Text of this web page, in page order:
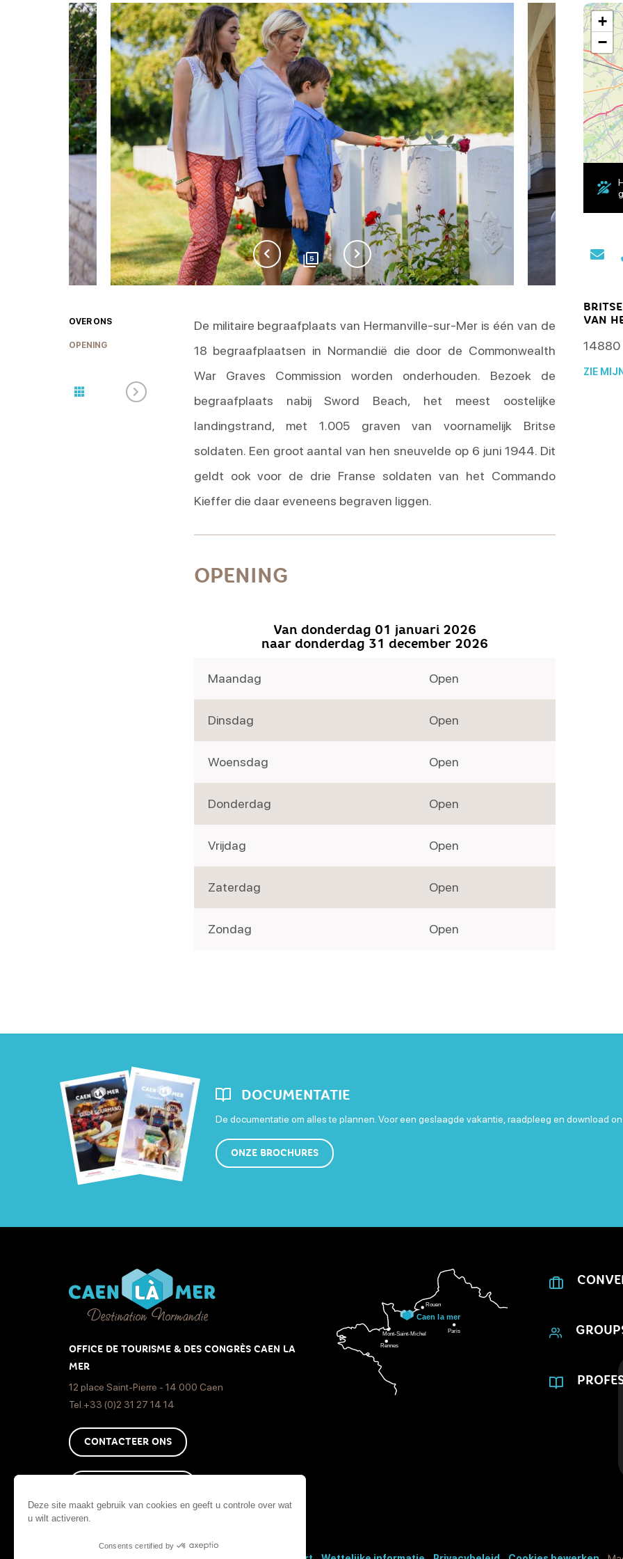
Deze site maakt gebruik van cookies en geeft u controle over wat
u wilt activeren.
Consents certified by
5
OVER ONS
OPENING
De militaire begraafplaats van Hermanville-sur-Mer is één van de
18 begraafplaatsen in Normandië die door de Commonwealth
War Graves Commission worden onderhouden. Bezoek de
begraafplaats nabij Sword Beach, het meest oostelijke
landingstrand, met 1.005 graven van voornamelijk Britse
soldaten. Een groot aantal van hen sneuvelde op 6 juni 1944. Dit
geldt ook voor de drie Franse soldaten van het Commando
Kieffer die daar eveneens begraven liggen.
OPENING
Van donderdag 01 januari 2026
naar donderdag 31 december 2026
Maandag Open
Dinsdag Open
Woensdag Open
Donderdag Open
Vrijdag Open
Zaterdag Open
Zondag Open
+
−
VAN
14880
ZIE
DOCUMENTATIE
De documentatie om alles te plannen. Voor een geslaagde vakantie, raadpleeg en download
ONZE BROCHURES
OFFICE DE TOURISME & DES CONGRÈS CAEN LA
MER
12 place Saint-Pierre - 14 000 Caen
Tel.+33 (0)2 31 27 14 14
CONTACTEER ONS